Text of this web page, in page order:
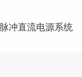
脉冲直流电源系统